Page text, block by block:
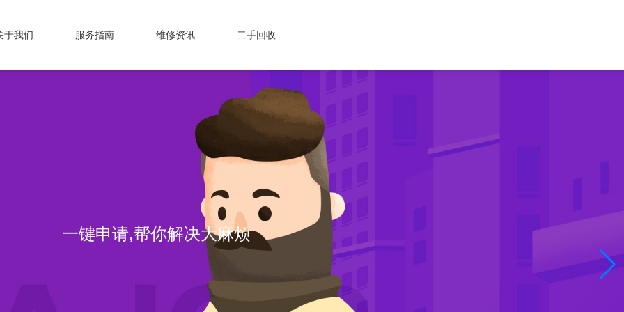
于我们 服务指南 维修资讯 二手回收
一键申请,帮你解决大麻烦